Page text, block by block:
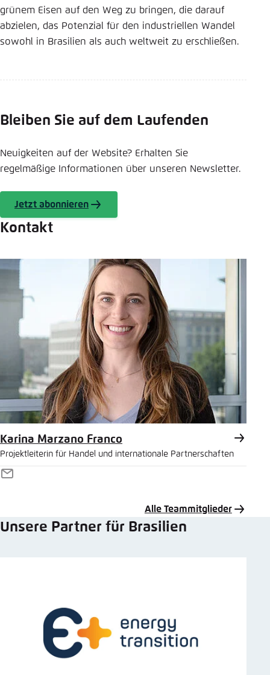
grünem Eisen auf den Weg zu bringen, die darauf
abzielen, das Potenzial für den industriellen Wandel
sowohl in Brasilien als auch weltweit zu erschließen.
Bleiben Sie auf dem Laufenden
Neuigkeiten auf der Website? Erhalten Sie
regelmäßige Informationen über unseren Newsletter.
Jetzt abonnieren
Kontakt
Karina Marzano Franco
Projektleiterin für Handel und internationale Partnerschaften
E-
Alle Teammitglieder
Unsere Partner für Brasilien